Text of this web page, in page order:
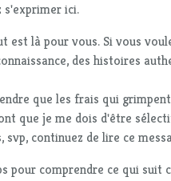
s'exprimer ici.
est là pour vous. Si vous
des histoires
que les frais qui
que je me dois d'être
continuez de lire ce
pour comprendre ce qui suit